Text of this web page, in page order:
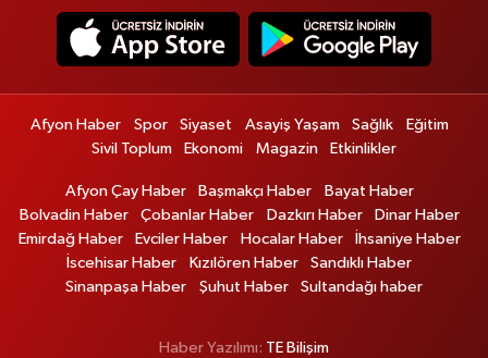
Afyon Haber Spor Siyaset Asayiş Yaşam Sağlık
Eğitim
Sivil Toplum
Ekonomi Magazin Etkinlikler
Afyon Çay Haber Başmakçı Haber
Bayat Haber
Bolvadin Haber
Çobanlar Haber Dazkırı Haber
Dinar Haber
Emirdağ Haber
Evciler Haber Hocalar Haber
İhsaniye Haber
İscehisar Haber
Kızılören Haber
Sandıklı Haber
Sinanpaşa Haber
Şuhut Haber Sultandağı haber
Haber Yazılımı: TE Bilişim